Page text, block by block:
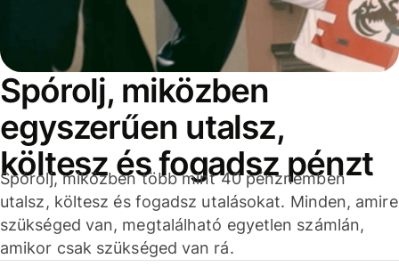
Spórolj, miközben
egyszerűen utalsz,
költesz és fogadsz pénzt
Spórolj, miközben több mint 40 pénznemben
utalsz, költesz és fogadsz utalásokat. Minden, amire
szükséged van, megtalálható egyetlen számlán,
amikor csak szükséged van rá.